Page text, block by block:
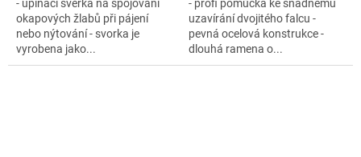
- upínací svěrka na spojování
okapových žlabů při pájení
nebo nýtování - svorka je
vyrobena jako...
- profi pomůcka ke snadnému
uzavírání dvojitého falcu -
pevná ocelová konstrukce -
dlouhá ramena o...